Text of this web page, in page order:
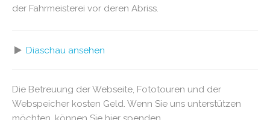
der Fahrmeisterei vor deren Abriss.
Diaschau ansehen
Die Betreuung der Webseite, Fototouren und der
Webspeicher kosten Geld. Wenn Sie uns unterstützen